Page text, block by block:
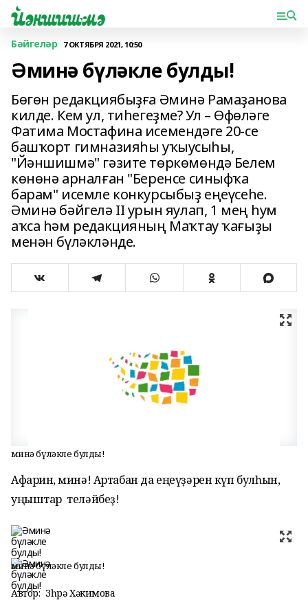
Бәйгеләр 7 ОКТЯБРЯ 2021, 10:50
Әминә бүләкле булды!
Бөгөн редакциябыҙға Әминә Рамаҙанова
килде. Кем ул, тиһегеҙме? Ул – Өфөләге
Фатима Мостафина исемендәге 20-се
башҡорт гимназияһы уҡыусыһы,
"Йәншишмә" гәзите төркөмөндә Белем
көнөнә арналған "Беренсе синыфҡа
барам" исемле конкурсыбыҙ еңеүсеһе.
Әминә бәйгелә II урын яулап, 1 мең һум
аҡса һәм редакцияның Маҡтау ҡағыҙы
менән бүләкләнде.
Әминә бүләкле булды!
Афарин, Әминә! Артабан да еңеүҙәрен күп булһын,
уңыштар теләйбеҙ!
Әминә бүләкле булды!
Автор: Зөһрә Хәкимова